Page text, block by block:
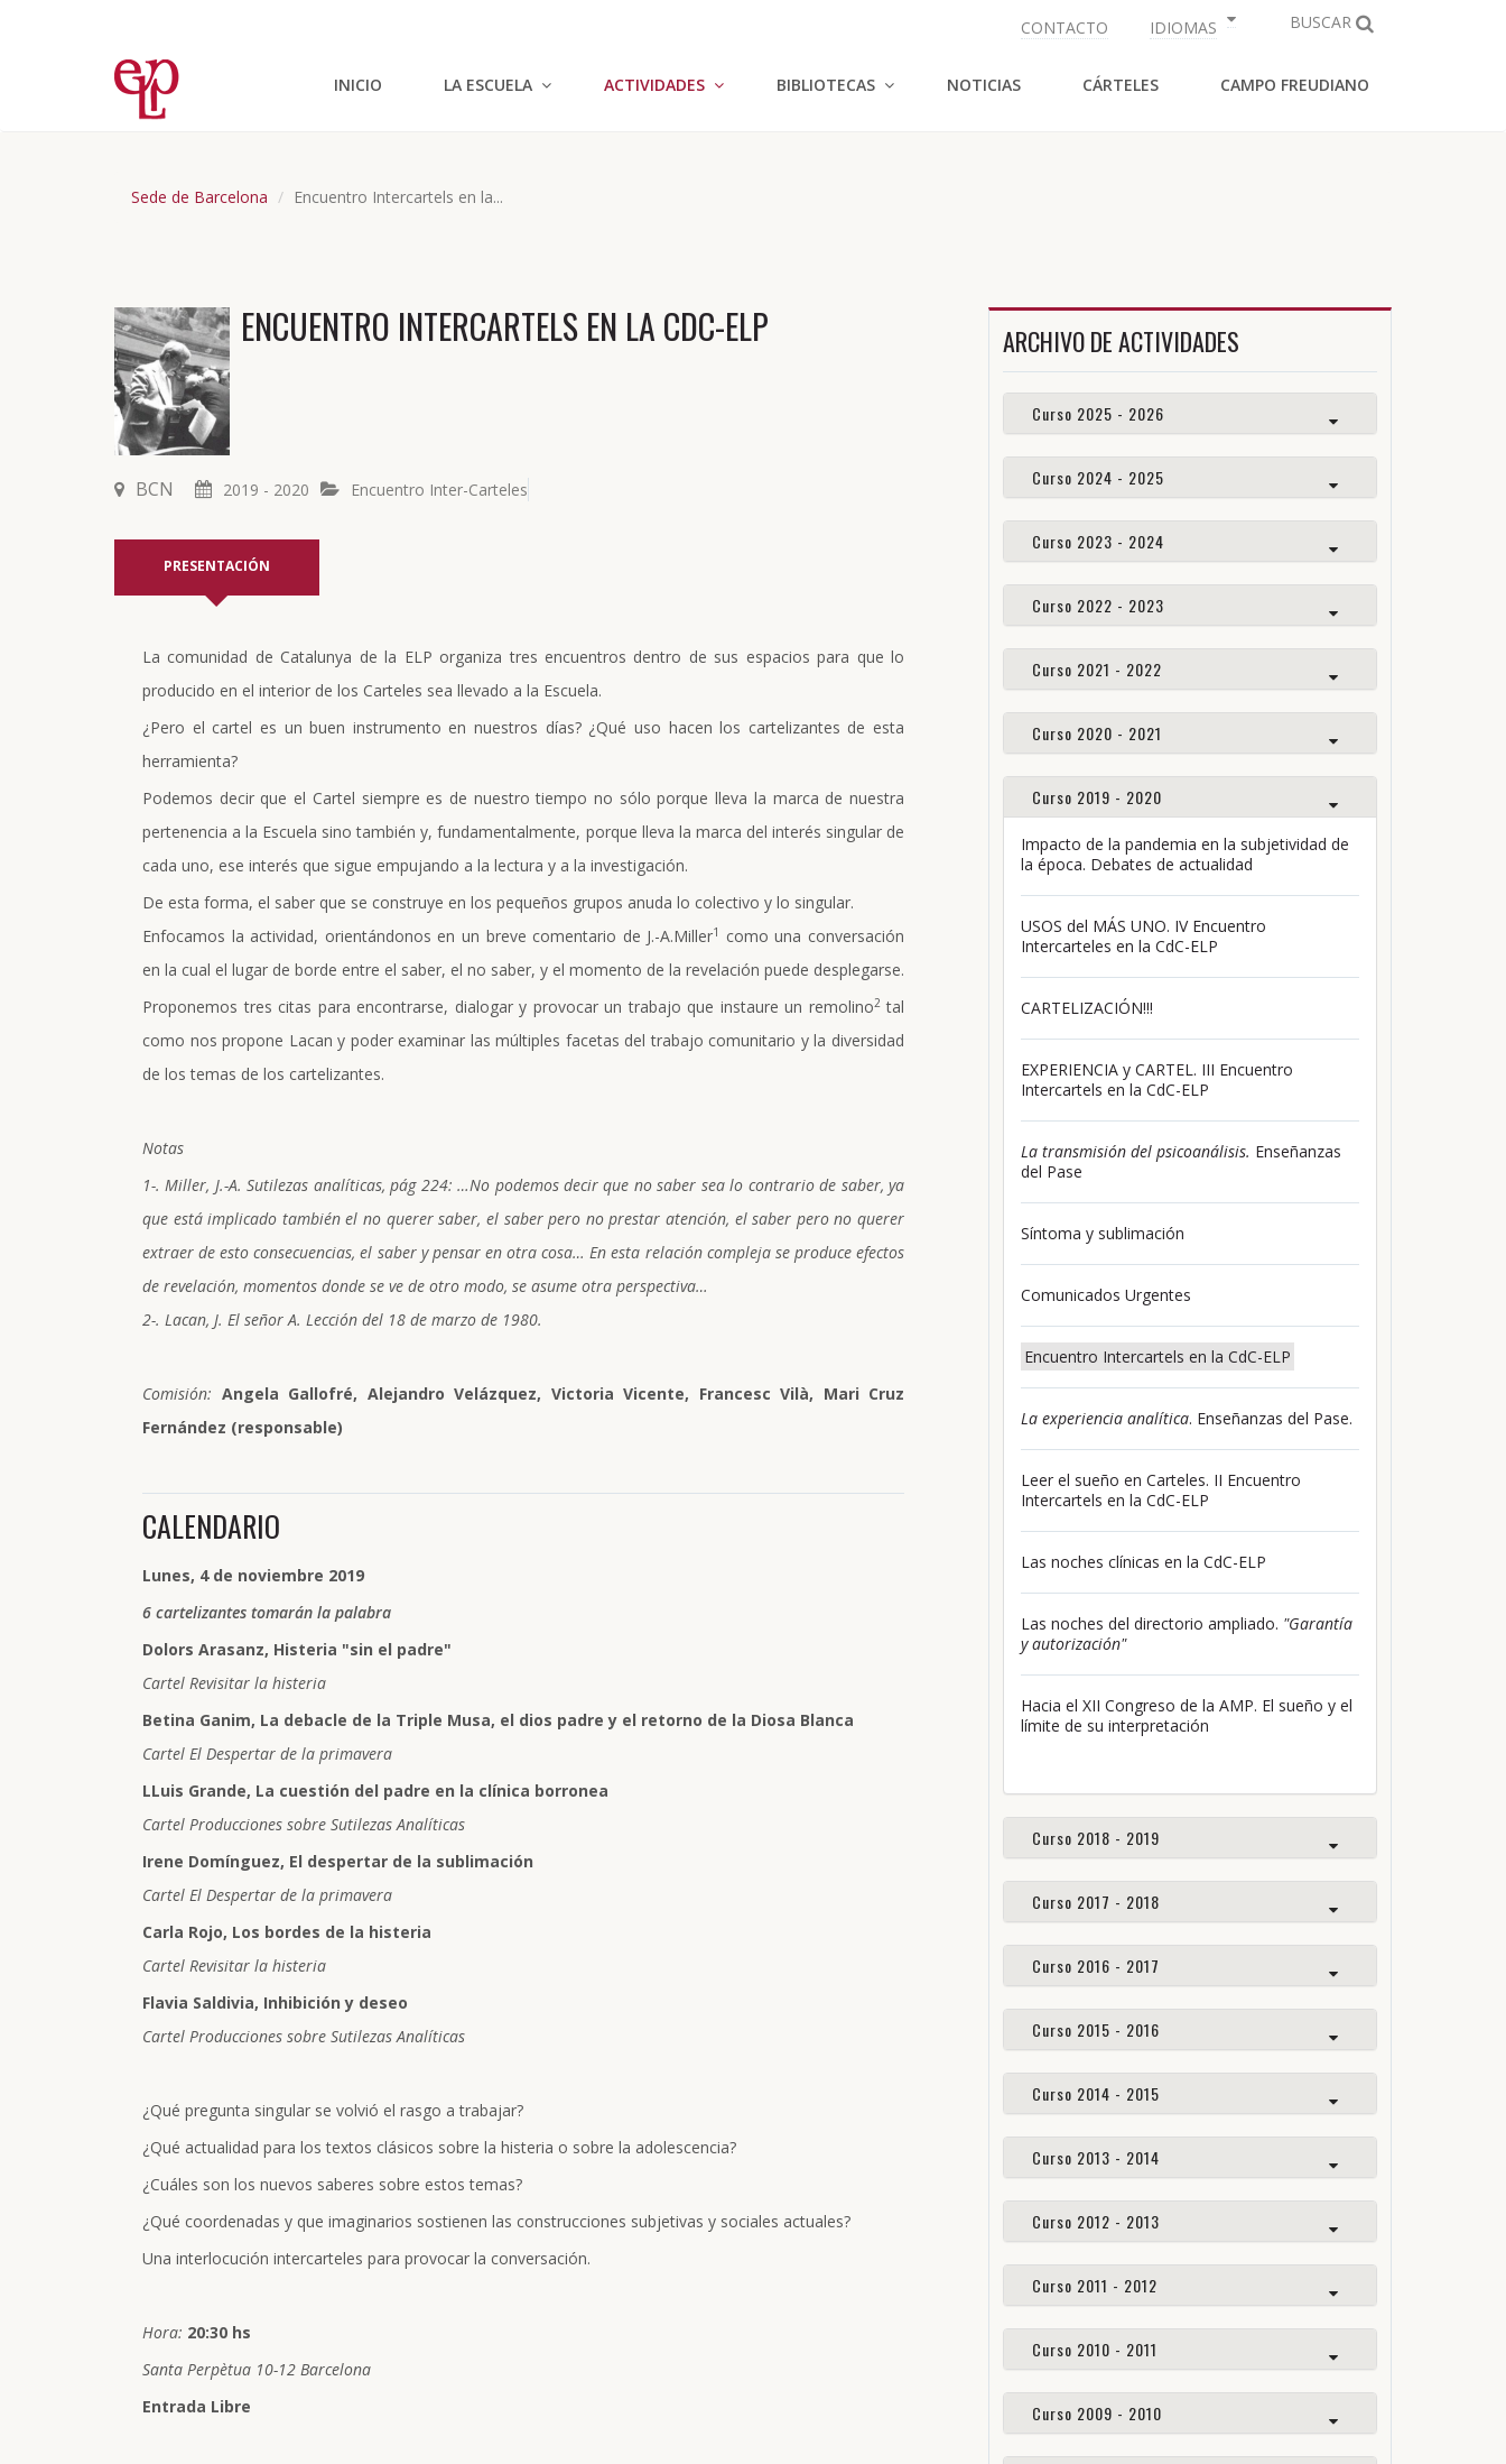
CONTACTO IDIOMAS BUSCAR
INICIO LA ESCUELA ACTIVIDADES BIBLIOTECAS NOTICIAS CÁRTELES CAMPO FREUDIANO
Sede de Barcelona Encuentro Intercartels en la...
ENCUENTRO INTERCARTELS EN LA CDC-ELP
BCN 2019 - 2020 Encuentro Inter-Carteles
PRESENTACIÓN
La comunidad de Catalunya de la ELP organiza tres encuentros dentro de sus espacios para que lo
producido en el interior de los Carteles sea llevado a la Escuela.
¿Pero el cartel es un buen instrumento en nuestros días? ¿Qué uso hacen los cartelizantes de esta
herramienta?
Podemos decir que el Cartel siempre es de nuestro tiempo no sólo porque lleva la marca de nuestra
pertenencia a la Escuela sino también y, fundamentalmente, porque lleva la marca del interés singular de
cada uno, ese interés que sigue empujando a la lectura y a la investigación.
De esta forma, el saber que se construye en los pequeños grupos anuda lo colectivo y lo singular.
Enfocamos la actividad, orientándonos en un breve comentario de J.-A.Miller1
como una conversación
en la cual el lugar de borde entre el saber, el no saber, y el momento de la revelación puede desplegarse.
Proponemos tres citas para encontrarse, dialogar y provocar un trabajo que instaure un remolino2tal
como nos propone Lacan y poder examinar las múltiples facetas del trabajo comunitario y la diversidad
de los temas de los cartelizantes.
Notas
1-.Miller, J.-A. Sutilezas analíticas, pág 224: …No podemos decir que no saber sea lo contrario de saber, ya
que está implicado también el no querer saber, el saber pero no prestar atención, el saber pero no querer
extraer de esto consecuencias, el saber y pensar en otra cosa… En esta relación compleja se produce efectos
de revelación, momentos donde se ve de otro modo, se asume otra perspectiva…
2-. Lacan, J. El señor A. Lección del 18 de marzo de 1980.
Comisión: Angela Gallofré, Alejandro Velázquez, Victoria Vicente, Francesc Vilà, Mari Cruz
Fernández (responsable)
CALENDARIO
Lunes, 4 de noviembre 2019
6 cartelizantes tomarán la palabra
Dolors Arasanz, Histeria "sin el padre"
Cartel Revisitar la histeria
Betina Ganim, La debacle de la Triple Musa, el dios padre y el retorno de la Diosa Blanca
Cartel El Despertar de la primavera
LLuis Grande, La cuestión del padre en la clínica borronea
Cartel Producciones sobre Sutilezas Analíticas
Irene Domínguez, El despertar de la sublimación
Cartel El Despertar de la primavera
Carla Rojo, Los bordes de la histeria
Cartel Revisitar la histeria
Flavia Saldivia, Inhibición y deseo
Cartel Producciones sobre Sutilezas Analíticas
¿Qué pregunta singular se volvió el rasgo a trabajar?
¿Qué actualidad para los textos clásicos sobre la histeria o sobre la adolescencia?
¿Cuáles son los nuevos saberes sobre estos temas?
¿Qué coordenadas y que imaginarios sostienen las construcciones subjetivas y sociales actuales?
Una interlocución intercarteles para provocar la conversación.
Hora: 20:30 hs
Santa Perpètua 10-12 Barcelona
Entrada Libre
ARCHIVO DE ACTIVIDADES
Curso 2025 - 2026
Curso 2024 - 2025
Curso 2023 - 2024
Curso 2022 - 2023
Curso 2021 - 2022
Curso 2020 - 2021
Curso 2019 - 2020
Impacto de la pandemia en la subjetividad de
la época. Debates de actualidad
USOS del MÁS UNO. IV Encuentro
Intercarteles en la CdC-ELP
CARTELIZACIÓN!!!
EXPERIENCIA y CARTEL. III Encuentro
Intercartels en la CdC-ELP
La transmisión del psicoanálisis. Enseñanzas
del Pase
Síntoma y sublimación
Comunicados Urgentes
Encuentro Intercartels en la CdC-ELP
La experiencia analítica. Enseñanzas del Pase.
Leer el sueño en Carteles. II Encuentro
Intercartels en la CdC-ELP
Las noches clínicas en la CdC-ELP
Las noches del directorio ampliado. "Garantía
y autorización"
Hacia el XII Congreso de la AMP. El sueño y el
límite de su interpretación
Curso 2018 - 2019
Curso 2017 - 2018
Curso 2016 - 2017
Curso 2015 - 2016
Curso 2014 - 2015
Curso 2013 - 2014
Curso 2012 - 2013
Curso 2011 - 2012
Curso 2010 - 2011
Curso 2009 - 2010